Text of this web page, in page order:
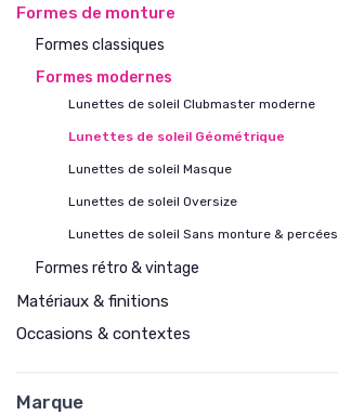
Formes de monture
Formes classiques
Formes modernes
Lunettes de soleil Clubmaster moderne
Lunettes de soleil Géométrique
Lunettes de soleil Masque
Lunettes de soleil Oversize
Lunettes de soleil Sans monture & percées
Formes rétro & vintage
Matériaux & finitions
Occasions & contextes
Marque